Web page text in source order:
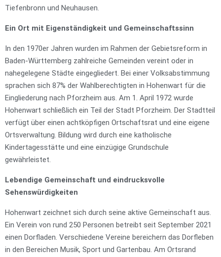
Tiefenbronn und Neuhausen.
Ein Ort mit Eigenständigkeit und Gemeinschaftssinn
In den 1970er Jahren wurden im Rahmen der Gebietsreform in
Baden-Württemberg zahlreiche Gemeinden vereint oder in
nahegelegene Städte eingegliedert. Bei einer Volksabstimmung
sprachen sich 87% der Wahlberechtigten in Hohenwart für die
Eingliederung nach Pforzheim aus. Am 1. April 1972 wurde
Hohenwart schließlich ein Teil der Stadt Pforzheim. Der Stadtteil
verfügt über einen achtköpfigen Ortschaftsrat und eine eigene
Ortsverwaltung. Bildung wird durch eine katholische
Kindertagesstätte und eine einzügige Grundschule
gewährleistet.
Lebendige Gemeinschaft und eindrucksvolle
Sehenswürdigkeiten
Hohenwart zeichnet sich durch seine aktive Gemeinschaft aus.
Ein Verein von rund 250 Personen betreibt seit September 2021
einen Dorfladen. Verschiedene Vereine bereichern das Dorfleben
in den Bereichen Musik, Sport und Gartenbau. Am Ortsrand